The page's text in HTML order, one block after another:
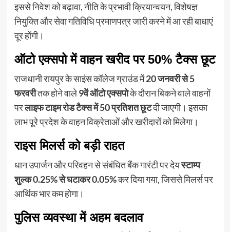
इससे निवेश को बढ़ावा, नीति के प्रभावी क्रियान्वयन, विशेषज्ञ
नियुक्ति और सेवा गतिविधि प्रमाणपत्र जारी करने में आ रही बाधाएं
दूर होंगी।
ऑटो एक्सपो में वाहन खरीद पर 50% टैक्स छूट
राजधानी रायपुर के साइंस कॉलेज ग्राउंड में20 जनवरी से 5
फरवरीतक होने वाले9वें ऑटो एक्सपोके दौरान बिकने वाले वाहनों
परलाइफ टाइम रोड टैक्स में 50 प्रतिशत छूटदी जाएगी। इसका
लाभ पूरे प्रदेश के वाहन विक्रेताओं और खरीदारों को मिलेगा।
राइस मिलर्स को बड़ी राहत
धान उपार्जन और परिवहन से संबंधित बैंक गारंटी पर देयस्टाम्प
शुल्क 0.25% से घटाकर 0.05%कर दिया गया, जिससे मिलर्स पर
आर्थिक भार कम होगा।
पुलिस व्यवस्था में अहम बदलाव